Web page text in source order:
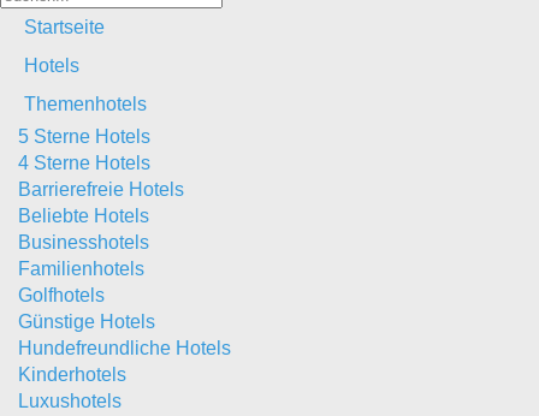
Startseite
Hotels
Themenhotels
5 Sterne Hotels
4 Sterne Hotels
Barrierefreie Hotels
Beliebte Hotels
Businesshotels
Familienhotels
Golfhotels
Günstige Hotels
Hundefreundliche Hotels
Kinderhotels
Luxushotels